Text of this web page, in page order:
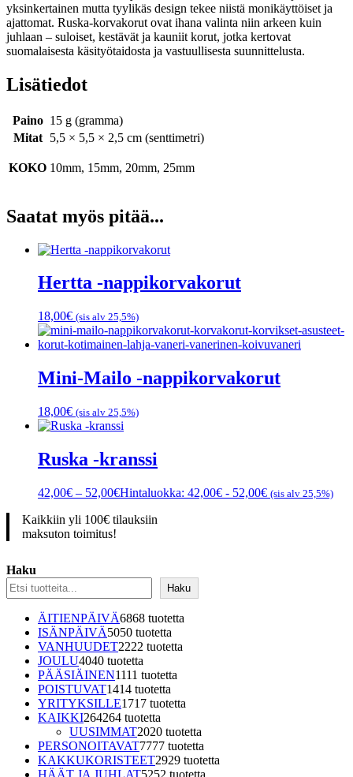
yksinkertainen mutta tyylikäs design tekee niistä monikäyttöiset ja
ajattomat. Ruska-korvakorut ovat ihana valinta niin arkeen kuin
juhlaan – suloiset, kestävät ja kauniit korut, jotka kertovat
suomalaisesta käsityötaidosta ja vastuullisesta suunnittelusta.
Lisätiedot
Paino 15 g (gramma)
Mitat
5,5 × 5,5 × 2,5 cm (senttimetri)
KOKO 10mm, 15mm, 20mm, 25mm
Saatat myös pitää...
Hertta -nappikorvakorut
18,00€ (sis alv 25,5%)
Mini-Mailo -nappikorvakorut
18,00€ (sis alv 25,5%)
Ruska -kranssi
42,00€ – 52,00€Hintaluokka: 42,00€ - 52,00€ (sis alv 25,5%)
Kaikkiin yli 100€ tilauksiin
maksuton toimitus!
Haku
Haku
ÄITIENPÄIVÄ6868 tuotetta
ISÄNPÄIVÄ5050 tuotetta
VANHUUDET2222 tuotetta
JOULU4040 tuotetta
PÄÄSIÄINEN1111 tuotetta
POISTUVAT1414 tuotetta
YRITYKSILLE1717 tuotetta
KAIKKI264264 tuotetta
UUSIMMAT2020 tuotetta
PERSONOITAVAT7777 tuotetta
KAKKUKORISTEET2929 tuotetta
HÄÄT JA JUHLAT5252 tuotetta